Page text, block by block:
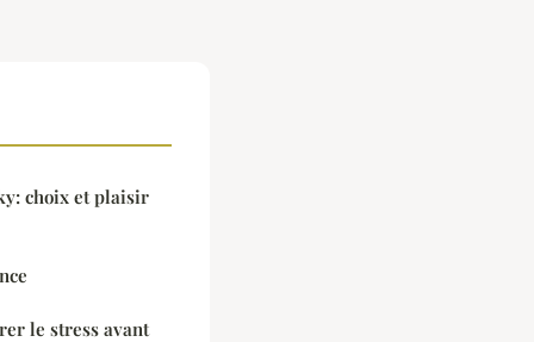
choix et plaisir
le stress avant